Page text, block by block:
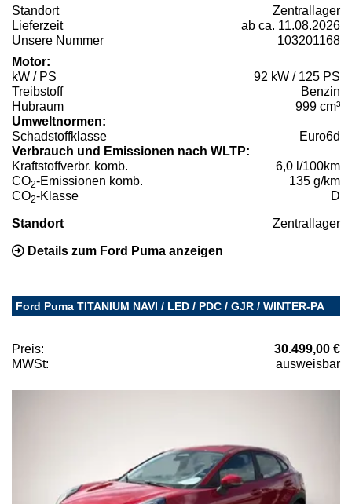
Standort
Zentrallager
Lieferzeit
ab ca. 11.08.2026
Unsere Nummer
103201168
Motor:
kW / PS
92 kW / 125 PS
Treibstoff
Benzin
Hubraum
999 cm³
Umweltnormen:
Schadstoffklasse
Euro6d
Verbrauch und Emissionen nach WLTP:
Kraftstoffverbr. komb.
6,0 l/100km
CO2-Emissionen komb.
135 g/km
CO2-Klasse D
Standort Zentrallager
Details zum Ford Puma anzeigen
Ford Puma TITANIUM NAVI / LED / PDC / GJR / WINTER-PA
Preis:
30.499,00 €
MWSt:
ausweisbar